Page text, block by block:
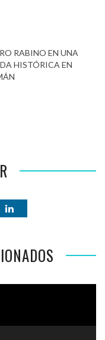
RABINO EN UNA
HISTÓRICA EN